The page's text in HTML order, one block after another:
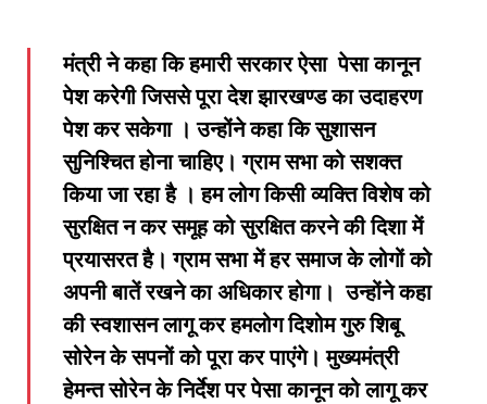
मंत्री ने कहा कि हमारी सरकार ऐसा पेसा कानून
पेश करेगी जिससे पूरा देश झारखण्ड का उदाहरण
पेश कर सकेगा । उन्होंने कहा कि सुशासन
सुनिश्चित होना चाहिए। ग्राम सभा को सशक्त
किया जा रहा है । हम लोग किसी व्यक्ति विशेष को
सुरक्षित न कर समूह को सुरक्षित करने की दिशा में
प्रयासरत है। ग्राम सभा में हर समाज के लोगों को
अपनी बातें रखने का अधिकार होगा। उन्होंने कहा
की स्वशासन लागू कर हमलोग दिशोम गुरु शिबू
सोरेन के सपनों को पूरा कर पाएंगे। मुख्यमंत्री
हेमन्त सोरेन के निर्देश पर पेसा कानून को लागू कर